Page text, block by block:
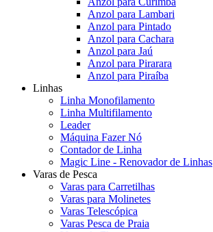
Anzol para Lambari
Anzol para Pintado
Anzol para Cachara
Anzol para Jaú
Anzol para Pirarara
Anzol para Piraíba
Linhas
Linha Monofilamento
Linha Multifilamento
Leader
Máquina Fazer Nó
Contador de Linha
Magic Line - Renovador de Linhas
Varas de Pesca
Varas para Carretilhas
Varas para Molinetes
Varas Telescópica
Varas Pesca de Praia